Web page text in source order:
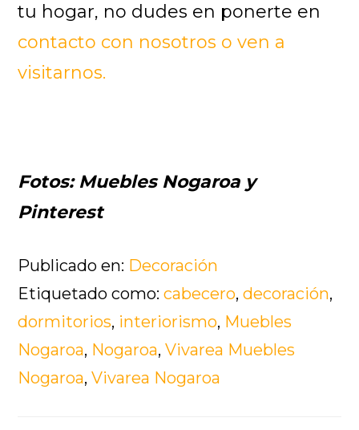
tu hogar, no dudes en ponerte en
contacto con nosotros o ven a
visitarnos.
Fotos: Muebles Nogaroa y
Pinterest
Publicado en: Decoración
Etiquetado como:cabecero,decoración,
dormitorios, interiorismo, Muebles
Nogaroa, Nogaroa,Vivarea Muebles
Nogaroa,Vivarea Nogaroa